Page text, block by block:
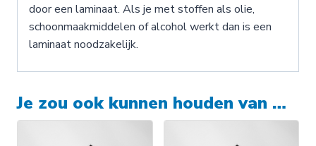
door een laminaat. Als je met stoffen als olie,
schoonmaakmiddelen of alcohol werkt dan is een
laminaat noodzakelijk.
Je zou ook kunnen houden van …